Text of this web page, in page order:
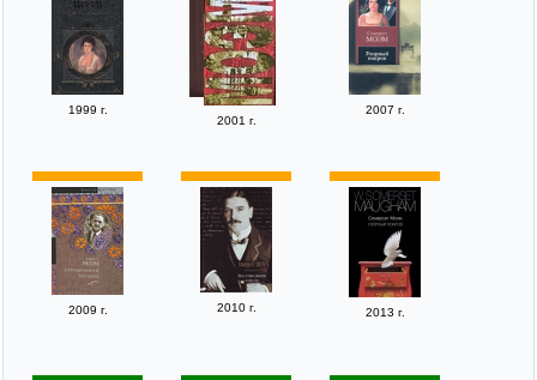
1999 г.
2001 г.
2007 г.
2009 г. 2010 г. 2013 г.